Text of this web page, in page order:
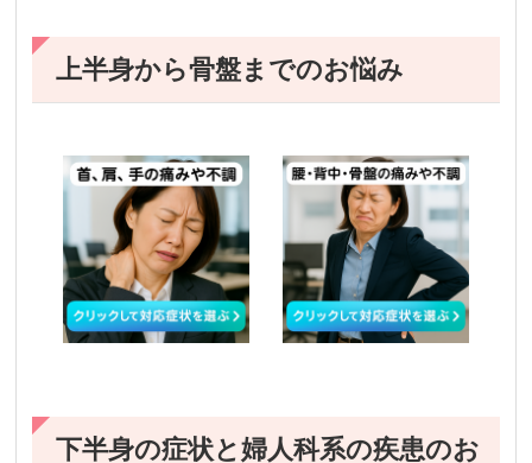
上半身から骨盤までのお悩み
下半身の症状と婦人科系の疾患のお